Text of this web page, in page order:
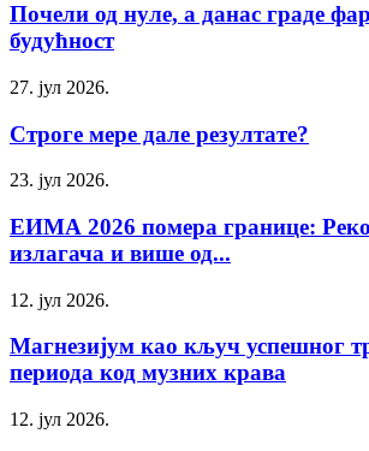
Почели од нуле, а данас граде
будућност
27. јул 2026.
Строге мере дале резултате?
23. јул 2026.
ЕИМА 2026 помера границе:
излагача и више од...
12. јул 2026.
Магнезијум као кључ успешног
периода код музних крава
12. јул 2026.